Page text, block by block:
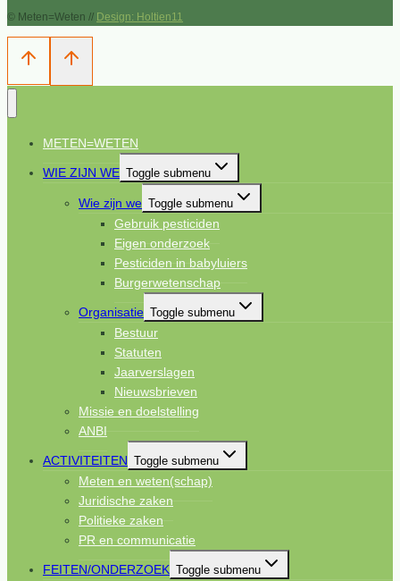
© Meten=Weten // Design: Holtien11
METEN=WETEN
WIE ZIJN WE Toggle submenu
Wie zijn we Toggle submenu
Gebruik pesticiden
Eigen onderzoek
Pesticiden in babyluiers
Burgerwetenschap
Organisatie Toggle submenu
Bestuur
Statuten
Jaarverslagen
Nieuwsbrieven
Missie en doelstelling
ANBI
ACTIVITEITEN Toggle submenu
Meten en weten(schap)
Juridische zaken
Politieke zaken
PR en communicatie
FEITEN/ONDERZOEK Toggle submenu